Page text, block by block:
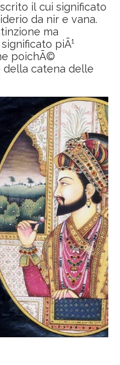
il cui significato
da nir e vana.
ma
piÃ¹
poichÃ©
catena delle